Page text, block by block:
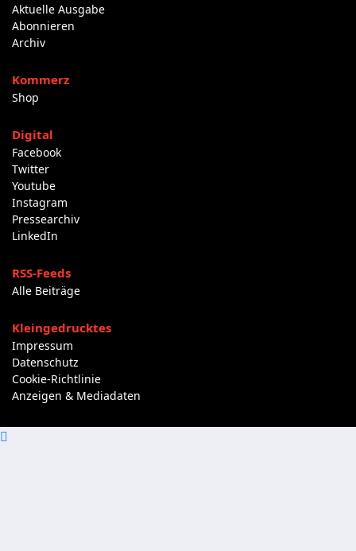
Aktuelle Ausgabe
Abonnieren
Archiv
Kommerz
Shop
Digital
Facebook
Twitter
Youtube
Instagram
Pressearchiv
LinkedIn
RSS-Feeds
Alle Beiträge
Kleingedrucktes
Impressum
Datenschutz
Cookie-Richtlinie
Anzeigen & Mediadaten